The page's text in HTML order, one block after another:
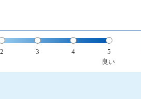
2 3 4
5
良い